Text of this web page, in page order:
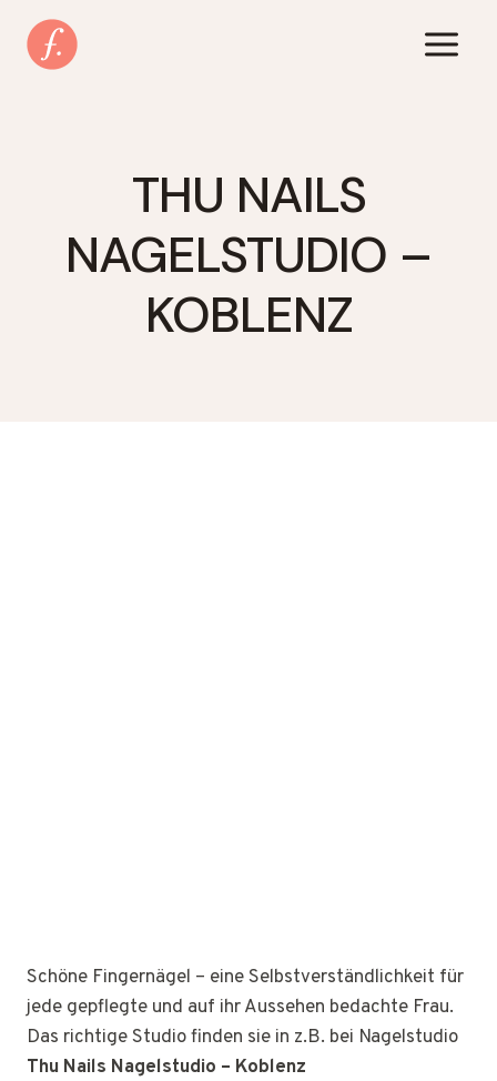
Inhalt
springen
THU NAILS
NAGELSTUDIO –
KOBLENZ
Schöne Fingernägel – eine Selbstverständlichkeit für
jede gepflegte und auf ihr Aussehen bedachte Frau.
Das richtige Studio finden sie in z.B. bei Nagelstudio
Thu Nails Nagelstudio – Koblenz